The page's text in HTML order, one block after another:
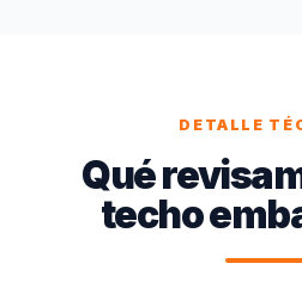
DETALLE
Qué
techo